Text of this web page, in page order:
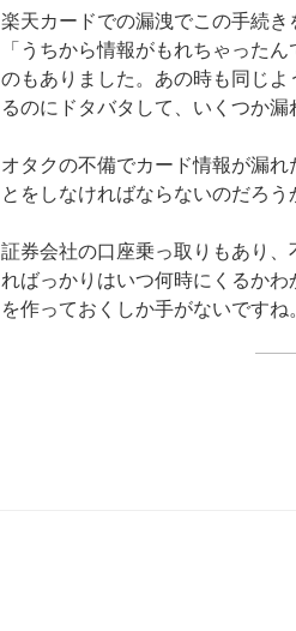
楽天カードでの漏洩でこの手続
「うちから情報がもれちゃった
のもありました。あの時も同じよ
るのにドタバタして、いくつか漏
オタクの不備でカード情報が漏
とをしなければならないのだろう
証券会社の口座乗っ取りもあり
ればっかりはいつ何時にくるか
を作っておくしか手がないですね